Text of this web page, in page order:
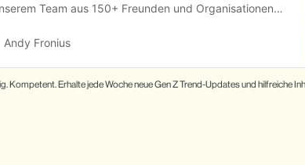
Team aus 150+ Freunden und Organisationen
mit innovativen Materialien für Jugendarbeit
Andy Fronius
Kompetent. Erhalte jede Woche neue Gen Z Trend-Updates und hilfreiche